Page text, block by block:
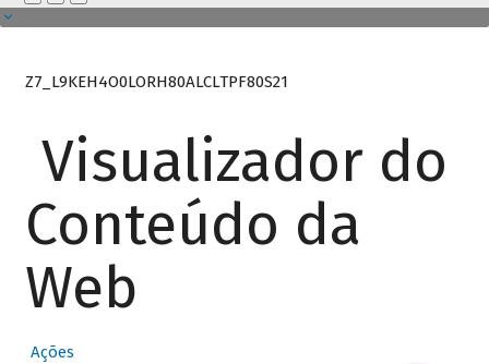
Z7_L9KEH4O0LORH80ALCLTPF80S21
Visualizador do
Conteúdo da
Web
Ações